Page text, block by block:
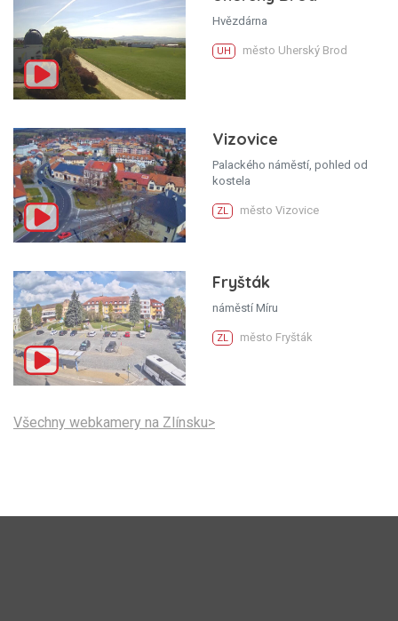
Hvězdárna
UH město Uherský Brod
Vizovice
Palackého náměstí, pohled od
kostela
ZL město Vizovice
Fryšták
náměstí Míru
ZL město Fryšták
Všechny webkamery na Zlínsku>